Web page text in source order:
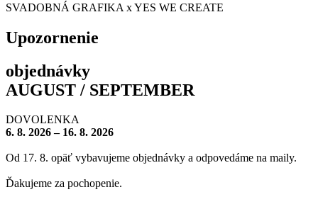
SVADOBNÁ GRAFIKA x YES WE CREATE
Upozornenie
objednávky
AUGUST / SEPTEMBER
DOVOLENKA
6. 8. 2026 – 16. 8. 2026
Od 17. 8. opäť vybavujeme objednávky a odpovedáme na maily.
Ďakujeme za pochopenie.